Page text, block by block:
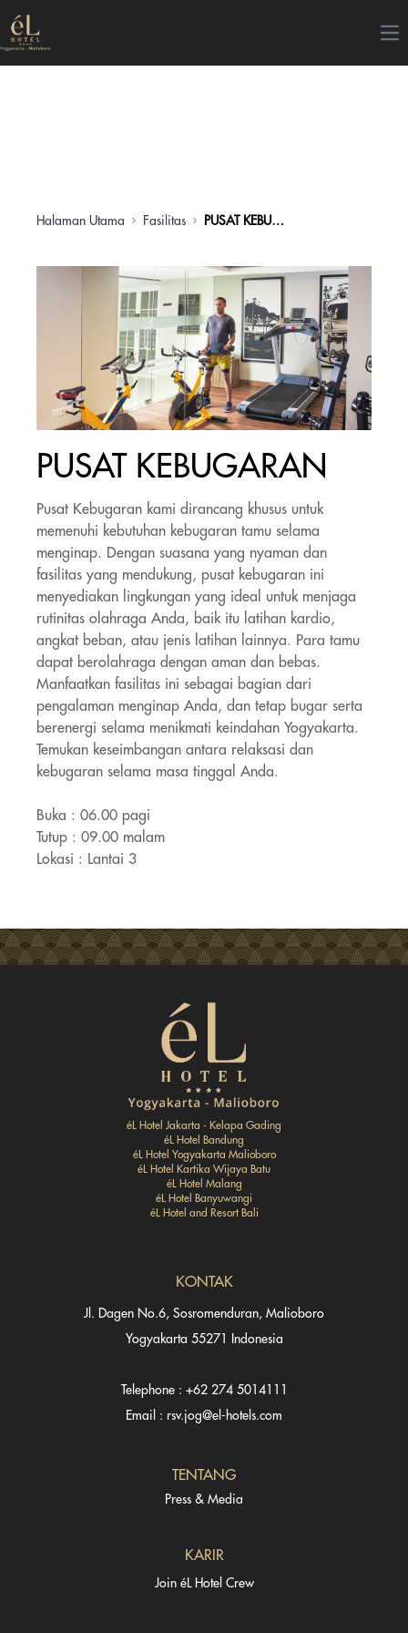
Halaman Utama Fasilitas PUSAT KEBUGARAN
1
1
PUSAT KEBUGARAN
Pusat Kebugaran kami dirancang khusus untuk
memenuhi kebutuhan kebugaran tamu selama
menginap. Dengan suasana yang nyaman dan
fasilitas yang mendukung, pusat kebugaran ini
menyediakan lingkungan yang ideal untuk menjaga
rutinitas olahraga Anda, baik itu latihan kardio,
angkat beban, atau jenis latihan lainnya. Para tamu
dapat berolahraga dengan aman dan bebas.
Manfaatkan fasilitas ini sebagai bagian dari
pengalaman menginap Anda, dan tetap bugar serta
berenergi selama menikmati keindahan Yogyakarta.
Temukan keseimbangan antara relaksasi dan
kebugaran selama masa tinggal Anda.
Buka : 06.00 pagi
Tutup : 09.00 malam
Lokasi : Lantai 3
éL Hotel Jakarta - Kelapa Gading
éL Hotel Bandung
éL Hotel Yogyakarta Malioboro
éL Hotel Kartika Wijaya Batu
éL Hotel Malang
éL Hotel Banyuwangi
éL Hotel and Resort Bali
KONTAK
Jl. Dagen No.6, Sosromenduran, Malioboro
Yogyakarta 55271 Indonesia
Telephone : +62 274 5014111
Email : rsv.jog@el-hotels.com
TENTANG
Press & Media
KARIR
Join éL Hotel Crew